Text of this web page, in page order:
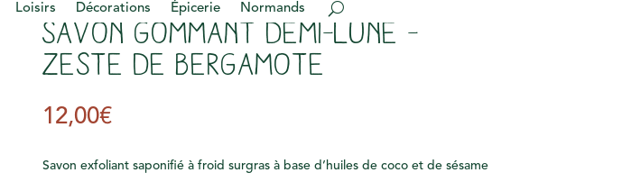
Loisirs Décorations Épicerie Normands
Savon gommant demi-lune –
Zeste de Bergamote
12,00€
Savon exfoliant saponifié à froid surgras à base d’huiles de coco et de sésame